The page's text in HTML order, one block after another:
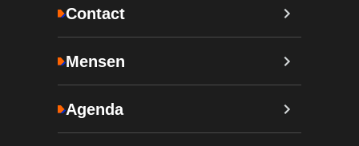
Contact
Mensen
Agenda